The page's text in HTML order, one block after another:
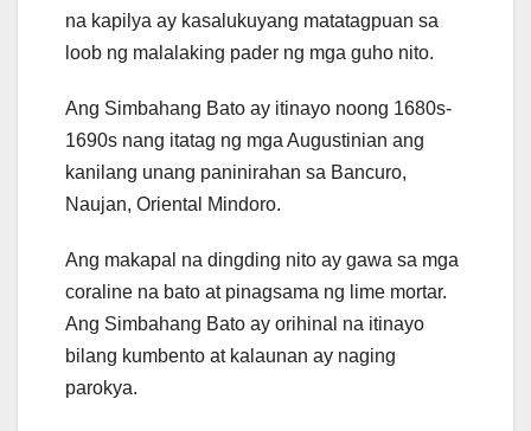
na kapilya ay kasalukuyang matatagpuan sa
loob ng malalaking pader ng mga guho nito.
Ang Simbahang Bato ay itinayo noong 1680s-
1690s nang itatag ng mga Augustinian ang
kanilang unang paninirahan sa Bancuro,
Naujan, Oriental Mindoro.
Ang makapal na dingding nito ay gawa sa mga
coraline na bato at pinagsama ng lime mortar.
Ang Simbahang Bato ay orihinal na itinayo
bilang kumbento at kalaunan ay naging
parokya.